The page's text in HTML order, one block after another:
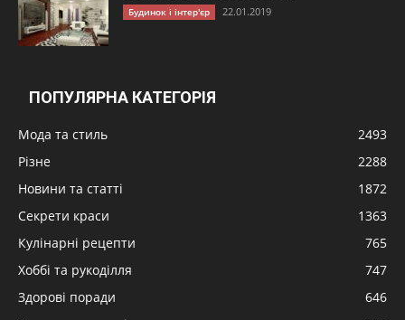
Будинок і інтер'єр 22.01.2019
ПОПУЛЯРНА КАТЕГОРІЯ
Мода та стиль
2493
Різне
2288
Новини та статті
1872
Секрети краси
1363
Кулінарні рецепти
765
Хоббі та рукоділля
747
Здорові поради
646